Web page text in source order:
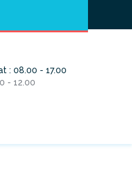
: 08.00 - 17.00
- 12.00